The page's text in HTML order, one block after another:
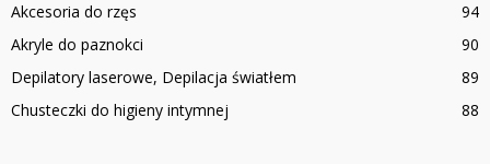
Akcesoria do rzęs
94
Akryle do paznokci
90
Depilatory laserowe, Depilacja światłem
89
Chusteczki do higieny intymnej
88